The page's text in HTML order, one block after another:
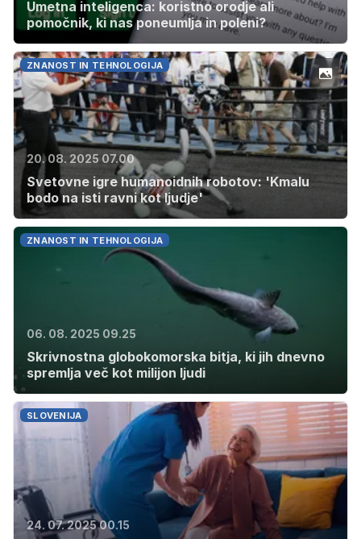
Umetna inteligenca: koristno orodje ali
pomočnik, ki nas poneumlja in poleni?
ZNANOST IN TEHNOLOGIJA
20. 08. 2025 07.00
Svetovne igre humanoidnih robotov: 'Kmalu
bodo na isti ravni kot ljudje'
ZNANOST IN TEHNOLOGIJA
06. 08. 2025 09.25
Skrivnostna globokomorska bitja, ki jih dnevno
spremlja več kot milijon ljudi
SLOVENIJA
24. 07. 2025 00.15